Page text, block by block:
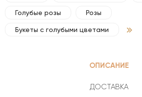
Голубые розы Розы
Букеты с голубыми цветами
ОПИСАНИЕ
ДОСТАВКА